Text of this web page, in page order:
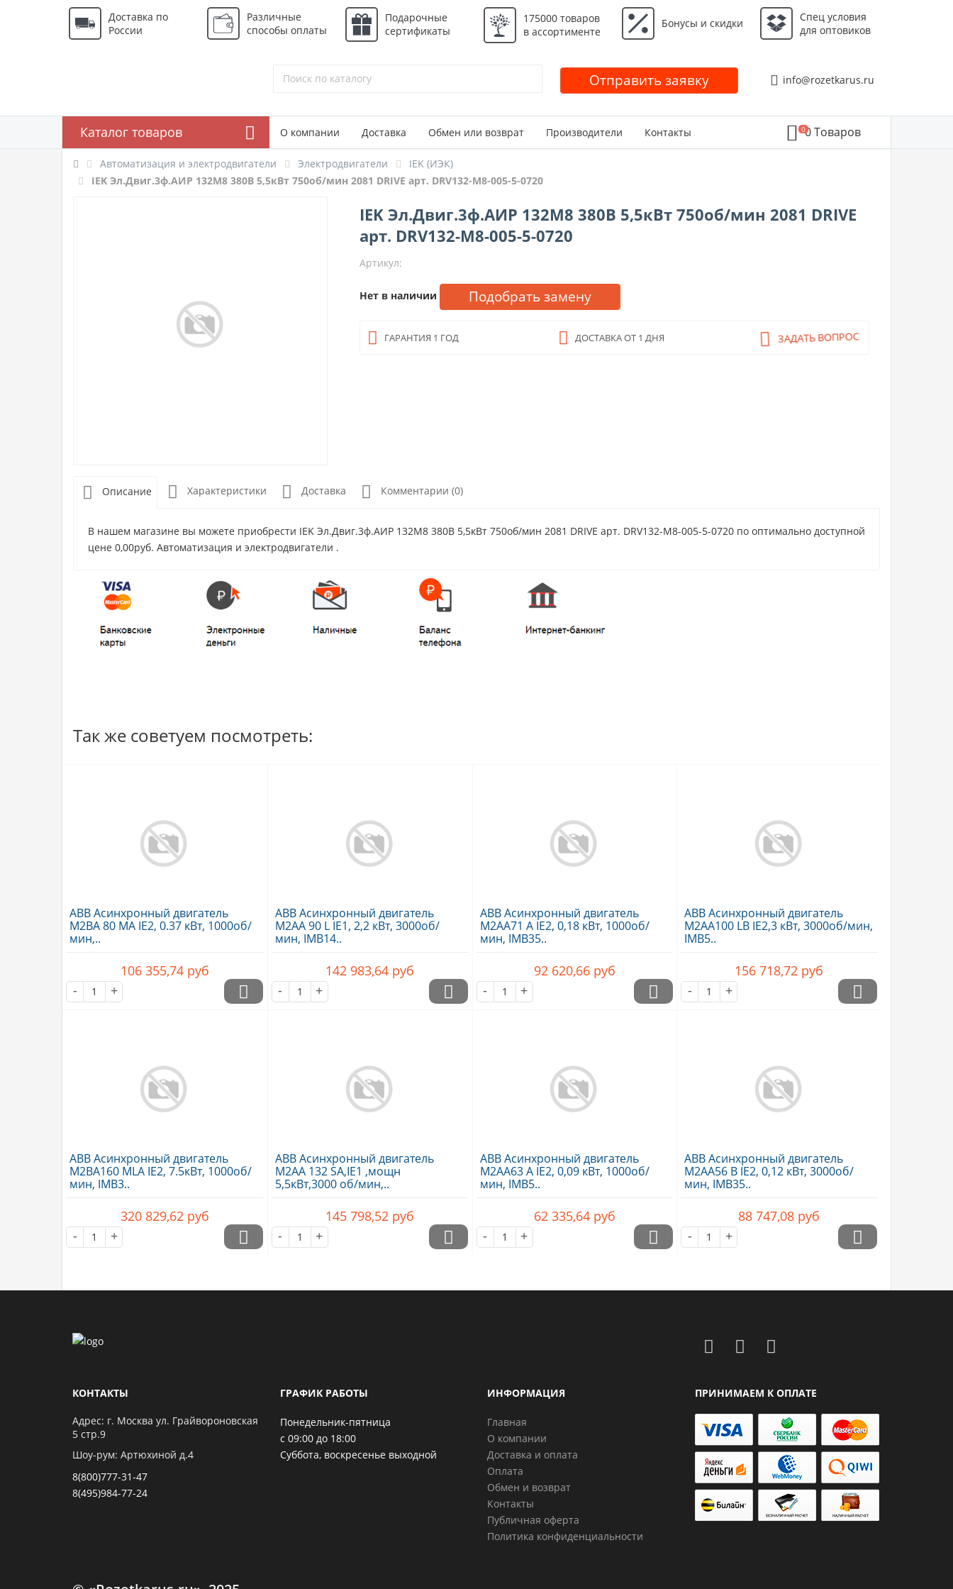
Доставка по
России
Различные
способы оплаты
Подарочные
сертификаты
175000 товаров
в ассортименте
Бонусы и скидки
Спец условия
для оптовиков
Отправить заявку info@rozetkarus.ru
О компании Доставка Обмен или возврат Производители Контакты 0Товаров
0
Каталог товаров
Автоматизация и электродвигатели Электродвигатели
IEK (ИЭК)
IEK Эл.Двиг.3ф.АИР 132M8 380В 5,5кВт 750об/мин 2081 DRIVE арт. DRV132-M8-005-5-0720
IEK Эл.Двиг.3ф.АИР 132M8 380В 5,5кВт 750об/мин 2081 DRIVE
арт. DRV132-M8-005-5-0720
Артикул:
Нет в наличии Подобрать замену
ГАРАНТИЯ 1 ГОД ДОСТАВКА ОТ 1 ДНЯ ЗАДАТЬ ВОПРОС
Описание Характеристики Доставка Комментарии (0)
В нашем магазине вы можете приобрести IEK Эл.Двиг.3ф.АИР 132M8 380В 5,5кВт 750об/мин 2081 DRIVE арт. DRV132-M8-005-5-0720 по оптимально доступной
цене 0,00руб. Автоматизация и электродвигатели .
Так же советуем посмотреть:
ABB Асинхронный двигатель
M2BA 80 MA IE2, 0.37 кВт, 1000об/
мин,..
106 355,74 руб
-
+
ABB Асинхронный двигатель
M2AA 90 L IE1, 2,2 кВт, 3000об/
мин, IMB14..
142 983,64 руб
-
+
ABB Асинхронный двигатель
M2AA71 A IE2, 0,18 кВт, 1000об/
мин, IMB35..
92 620,66 руб
-
+
ABB Асинхронный двигатель
M2AA100 LB IE2,3 кВт, 3000об/мин,
IMB5..
156 718,72 руб
-
+
ABB Асинхронный двигатель
M2BA160 MLA IE2, 7.5кВт, 1000об/
мин, IMB3..
320 829,62 руб
-
+
ABB Асинхронный двигатель
M2AA 132 SA,IE1 ,мощн
5,5кВт,3000 об/мин,..
145 798,52 руб
-
+
ABB Асинхронный двигатель
M2AA63 A IE2, 0,09 кВт, 1000об/
мин, IMB5..
62 335,64 руб
-
+
ABB Асинхронный двигатель
M2AA56 B IE2, 0,12 кВт, 3000об/
мин, IMB35..
88 747,08 руб
-
+
КОНТАКТЫ
Адрес: г. Москва ул. Грайвороновская
5 стр.9
Шоу-рум: Артюхиной д.4
8(800)777-31-47
8(495)984-77-24
ГРАФИК РАБОТЫ
Понедельник-пятница
с 09:00 до 18:00
Суббота, воскресенье выходной
ИНФОРМАЦИЯ
Главная
О компании
Доставка и оплата
Оплата
Обмен и возврат
Контакты
Публичная оферта
Политика конфиденциальности
ПРИНИМАЕМ К ОПЛАТЕ